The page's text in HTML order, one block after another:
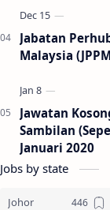
Jabatan
Malaysia
Jawatan
Sambilan
Januari 2020
Jobs by state
Johor